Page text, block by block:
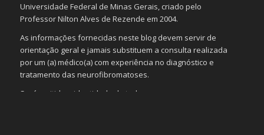
Universidade Federal de Minas Gerais, criado pelo
Professor Nilton Alves de Rezende em 2004.
As informações fornecidas neste blog devem servir de
orientação geral e jamais substituem a consulta realizada
por um (a) médico(a) com experiência no diagnóstico e
tratamento das neurofibromatoses.
Será omitida a identidade de todas as pessoas que